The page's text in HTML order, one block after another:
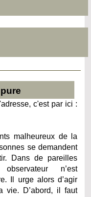
c'est par ici :
malheureux de la
se demandent
Dans de pareilles
n’est
Il urge alors d’agir
vie. D’abord, il faut